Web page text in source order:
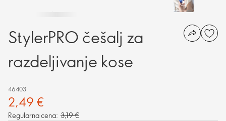
StylerPRO češalj za
razdeljivanje kose
46403
2,49 €
Regularna cena: 3,19 €